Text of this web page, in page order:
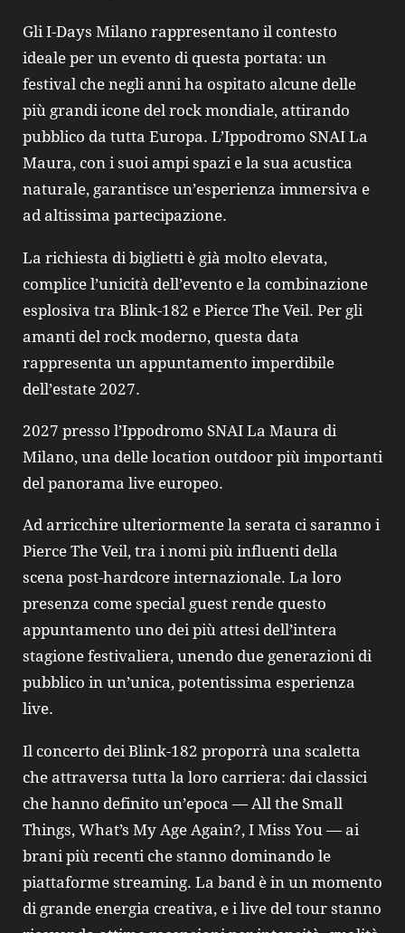
Gli I‑Days Milano rappresentano il contesto
ideale per un evento di questa portata: un
festival che negli anni ha ospitato alcune delle
più grandi icone del rock mondiale, attirando
pubblico da tutta Europa. L’Ippodromo SNAI La
Maura, con i suoi ampi spazi e la sua acustica
naturale, garantisce un’esperienza immersiva e
ad altissima partecipazione.
La richiesta di biglietti è già molto elevata,
complice l’unicità dell’evento e la combinazione
esplosiva tra Blink‑182 e Pierce The Veil. Per gli
amanti del rock moderno, questa data
rappresenta un appuntamento imperdibile
dell’estate 2027.
2027 presso l’Ippodromo SNAI La Maura di
Milano, una delle location outdoor più importanti
del panorama live europeo.
Ad arricchire ulteriormente la serata ci saranno i
Pierce The Veil, tra i nomi più influenti della
scena post‑hardcore internazionale. La loro
presenza come special guest rende questo
appuntamento uno dei più attesi dell’intera
stagione festivaliera, unendo due generazioni di
pubblico in un’unica, potentissima esperienza
live.
Il concerto dei Blink‑182 proporrà una scaletta
che attraversa tutta la loro carriera: dai classici
che hanno definito un’epoca — All the Small
Things, What’s My Age Again?, I Miss You — ai
brani più recenti che stanno dominando le
piattaforme streaming. La band è in un momento
di grande energia creativa, e i live del tour stanno